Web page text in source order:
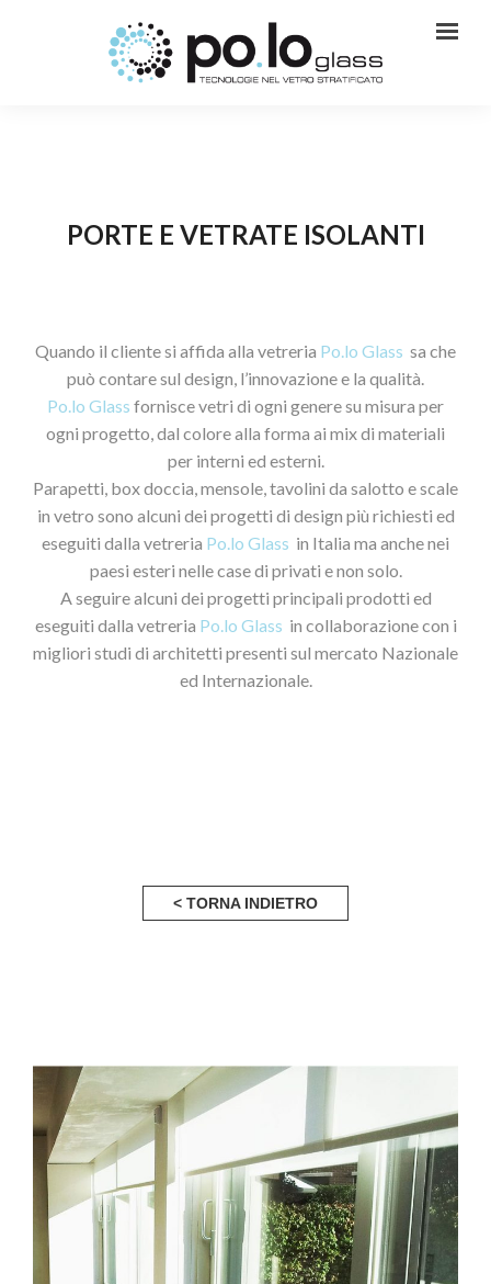
PORTE E VETRATE ISOLANTI
Quando il cliente si affida alla vetreria Po.lo Glass sa che
può contare sul design, l’innovazione e la qualità.
Po.lo Glass fornisce vetri di ogni genere su misura per
ogni progetto, dal colore alla forma ai mix di materiali
per interni ed esterni.
Parapetti, box doccia, mensole, tavolini da salotto e scale
in vetro sono alcuni dei progetti di design più richiesti ed
eseguiti dalla vetreria Po.lo Glass in Italia ma anche nei
paesi esteri nelle case di privati e non solo.
A seguire alcuni dei progetti principali prodotti ed
eseguiti dalla vetreria Po.lo Glass in collaborazione con i
migliori studi di architetti presenti sul mercato Nazionale
ed Internazionale.
< TORNA INDIETRO